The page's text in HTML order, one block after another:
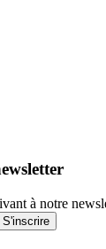
à notre
S'inscrire